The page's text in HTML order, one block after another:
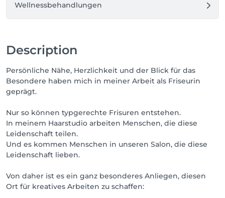
Wellnessbehandlungen
Description
Persönliche Nähe, Herzlichkeit und der Blick für das
Besondere haben mich in meiner Arbeit als Friseurin
geprägt.
Nur so können typgerechte Frisuren entstehen.
In meinem Haarstudio arbeiten Menschen, die diese
Leidenschaft teilen.
Und es kommen Menschen in unseren Salon, die diese
Leidenschaft lieben.
Von daher ist es ein ganz besonderes Anliegen, diesen
Ort für kreatives Arbeiten zu schaffen: